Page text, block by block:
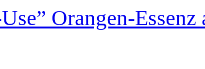
Orangen-